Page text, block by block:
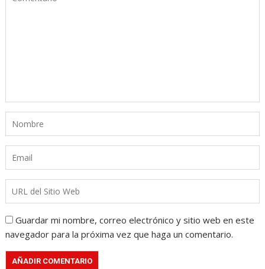
Guardar mi nombre, correo electrónico y sitio web en este
navegador para la próxima vez que haga un comentario.